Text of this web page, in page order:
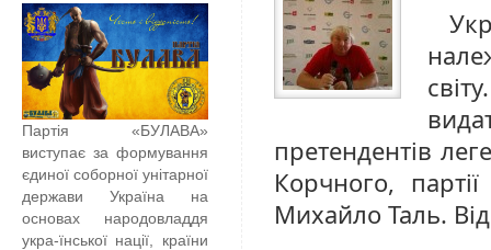
претендентів
Корчного,
Михайло Таль.
Партія «БУЛАВА»
виступає за формування
єдиної соборної унітарної
держави Україна на
основах народовладдя
укра-їнської нації, країни